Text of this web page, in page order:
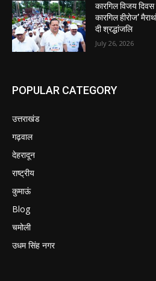
कारगिल विजय दिवस
कारगिल हीरोज’
दी श्रद्धांजलि
July 26, 2026
POPULAR CATEGORY
उत्तराखंड
गढ़वाल
देहरादून
राष्ट्रीय
कुमाऊं
Blog
चमोली
उधम सिंह नगर